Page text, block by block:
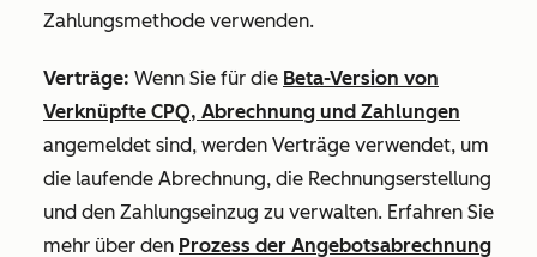
Zahlungsmethode verwenden.
Verträge: Wenn Sie für die Beta-Version von
Verknüpfte CPQ, Abrechnung und Zahlungen
angemeldet sind, werden Verträge verwendet, um
die laufende Abrechnung, die Rechnungserstellung
und den Zahlungseinzug zu verwalten. Erfahren Sie
mehr über den Prozess der Angebotsabrechnung